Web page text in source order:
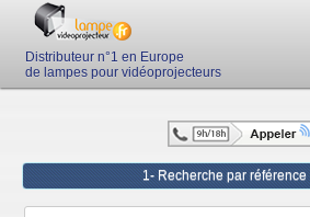
Distributeur n°1 en Europe
de lampes pour vidéoprojecteurs
1- Recherche par référence